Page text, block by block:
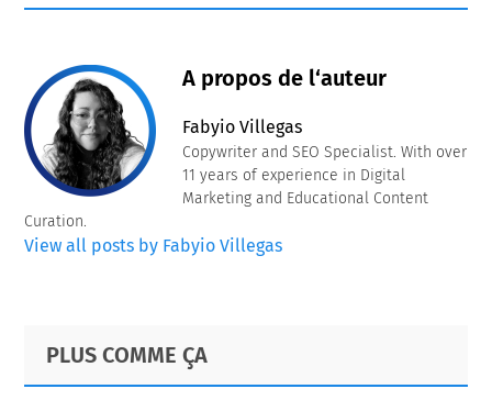
A propos de l‘auteur
Fabyio Villegas
Copywriter and SEO Specialist. With over
11 years of experience in Digital
Marketing and Educational Content
Curation.
View all posts by Fabyio Villegas
Primary
Sidebar
Footer
PLUS COMME ÇA